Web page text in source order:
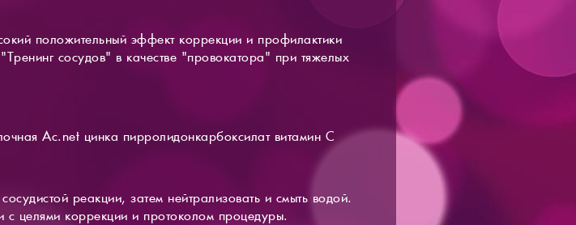
положительный эффект коррекции и профилактики
сосудов" в качестве "провокатора" при тяжелых
Ac.net цинка пирролидонкарбоксилат витамин С
реакции, затем нейтрализовать и смыть водой.
с целями коррекции и протоколом процедуры.